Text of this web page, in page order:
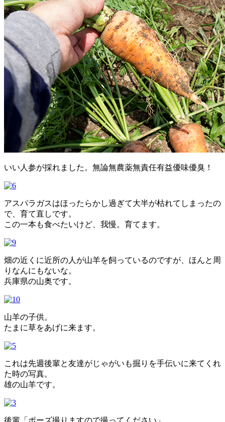
いい人参が採れました。無論無農薬無責任有益優味優臭！
アスパラガスはほったらかし過ぎて大半が枯れてしまったの
で、育て直しです。
この一本も食べたいけど、我慢。育てます。
畑の近くに近所の人が山羊を飼っているのですが、ほんと周
りなんにもないな。
兵庫県の山奥です。
山羊の子供。
たまに草をあげに来ます。
これは先週後輩と友達がじゃがいも掘りを手伝いに来てくれ
た時の写真。
雄の山羊です。
後輩「ポーズ撮りますので撮ってください」